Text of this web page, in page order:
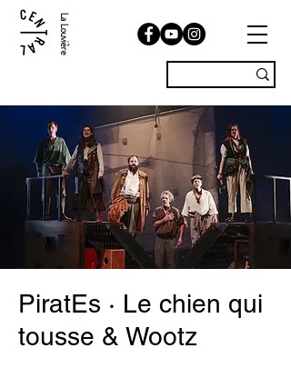
La Louvière
PiratEs · Le chien qui
tousse & Wootz